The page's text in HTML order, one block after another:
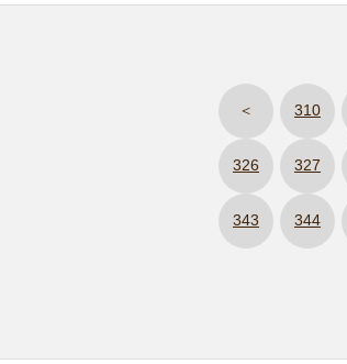
＜ 310
326 327
343 344